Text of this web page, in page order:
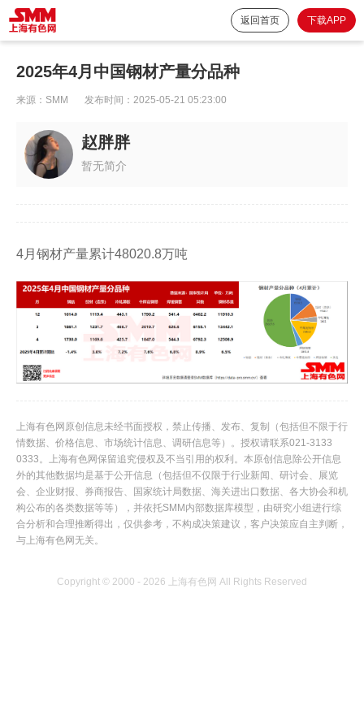
返回首页 下载APP
2025年4月中国钢材产量分品种
来源： SMM 发布时间： 2025-05-21 05:23:00
赵胖胖
暂无简介
4月钢材产量累计48020.8万吨
上海有色网原创信息未经书面授权，禁止传播、发布、复制（包括但不限于行
情数据、价格信息、市场统计信息、调研信息等）。授权请联系021-3133
0333。上海有色网保留追究侵权及不当引用的权利。本原创信息除公开信息
外的其他数据均是基于公开信息（包括但不仅限于行业新闻、研讨会、展览
会、企业财报、券商报告、国家统计局数据、海关进出口数据、各大协会和机
构公布的各类数据等等），并依托SMM内部数据库模型，由研究小组进行综
合分析和合理推断得出，仅供参考，不构成决策建议，客户决策应自主判断，
与上海有色网无关。
Copyright © 2000 - 2026 上海有色网 All Rights Reserved